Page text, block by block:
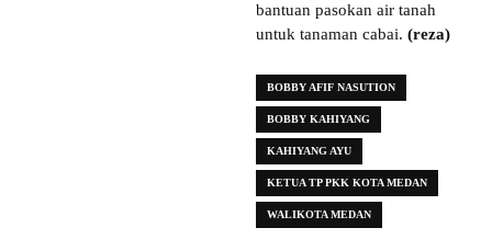
bantuan pasokan air tanah
untuk tanaman cabai. (reza)
BOBBY AFIF NASUTION
BOBBY KAHIYANG
KAHIYANG AYU
KETUA TP PKK KOTA MEDAN
WALIKOTA MEDAN